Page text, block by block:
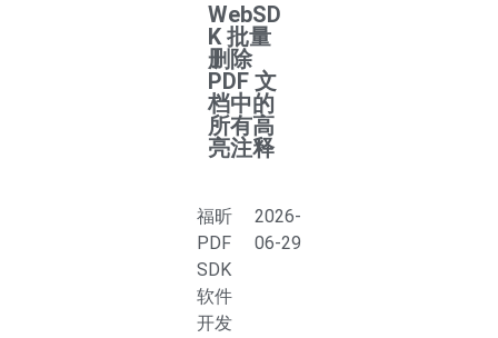
WebSD
K 批量
删除
PDF 文
档中的
所有高
亮注释
福昕
PDF
SDK
软件
开发
2026-
06-29